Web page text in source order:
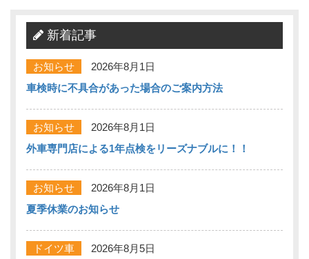
新着記事
お知らせ
2026年8月1日
車検時に不具合があった場合のご案内方法
お知らせ
2026年8月1日
外車専門店による1年点検をリーズナブルに！！
お知らせ
2026年8月1日
夏季休業のお知らせ
ドイツ車
2026年8月5日